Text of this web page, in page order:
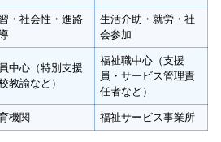
・社会性・進路
生活介助・就労・社
会参加
中心（特別支援
教諭など）
福祉職中心（支援
員・サービス管理責
任者など）
機関 福祉サービス事業所